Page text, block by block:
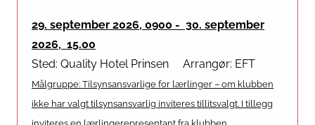
29. september 2026, 0900 - 30. september
2026, 15.00
Sted: Quality Hotel Prinsen
Arrangør: EFT
Målgruppe: Tilsynsansvarlige for lærlinger – om klubben
ikke har valgt tilsynsansvarlig inviteres tillitsvalgt. I tillegg